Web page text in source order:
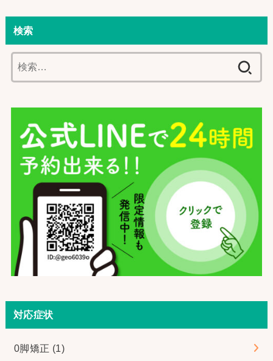
検索
索:
対応症状
0脚矯正 (1)